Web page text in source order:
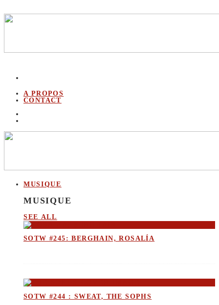
A PROPOS
CONTACT
MUSIQUE
MUSIQUE
SEE ALL
SOTW #245: BERGHAIN, ROSALÍA
SOTW #244 : SWEAT, THE SOPHS